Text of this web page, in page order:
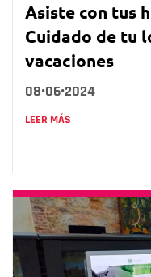
Asiste con tus
Cuidado de tu
vacaciones
08•06•2024
LEER MÁS